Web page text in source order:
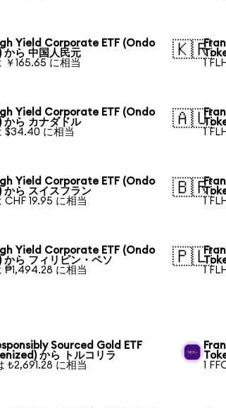
Yield Corporate ETF (Ondo
ら 中国人民元
￥165.65 に相当
🇰🇷
1
Yield Corporate ETF (Ondo
ら カナダドル
$34.40 に相当
🇦🇺
1
Yield Corporate ETF (Ondo
ら スイスフラン
CHF 19.95 に相当
🇧🇷
1
Yield Corporate ETF (Ondo
ら フィリピン・ペソ
₱1,494.28 に相当
🇵🇱
1
Sourced Gold ETF
から トルコリラ
₺2,691.28 に相当
1